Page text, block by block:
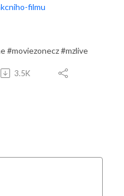
filmu
#moviezonecz #mzlive
3.5K